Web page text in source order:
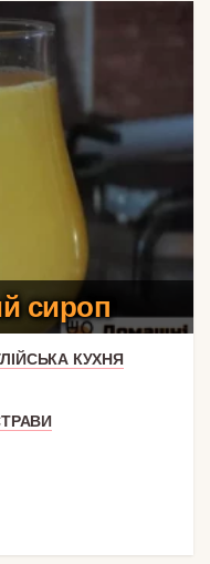
сироп
КУХНЯ